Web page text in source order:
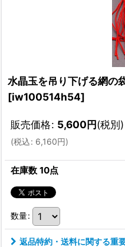
水晶玉を吊り下げる網の
[iw100514h54]
販売価格: 5,600円(税別)
(税込: 6,160円)
在庫数 10点
数量:
返品特約・送料に関する重